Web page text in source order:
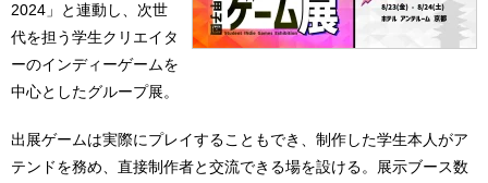
2024」と連動し、次世
代を担う学生クリエイタ
ーのインディーゲームを
中心としたグループ展。
出展ゲームは実際にプレイすることもでき、制作した学生本人がア
テンドを務め、直接制作者と交流できる場を設ける。展示ブース数